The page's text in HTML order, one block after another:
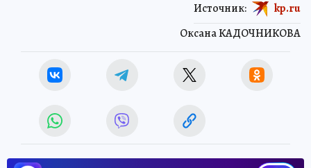
Оксана КАДОЧНИКОВА
Источник: kp.ru